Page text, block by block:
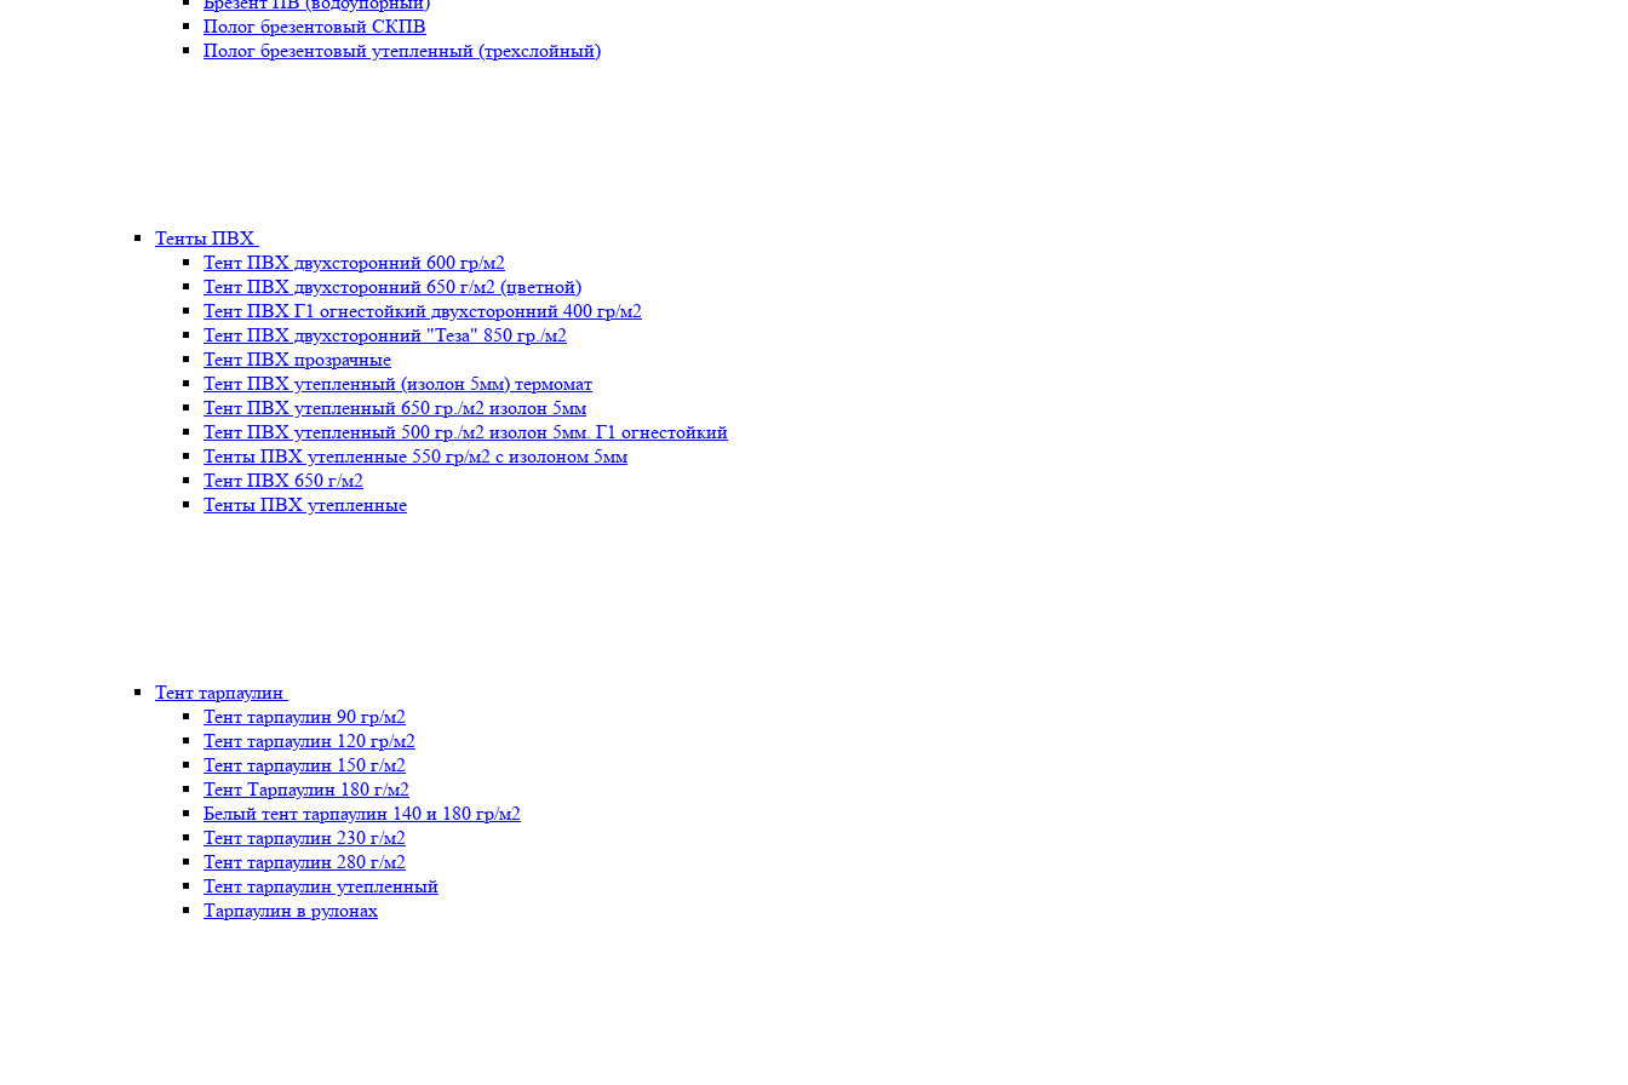
Полог брезентовый СКПВ
Полог брезентовый утепленный (трехслойный)
Тенты ПВХ
Тент ПВХ двухсторонний 600 гр/м2
Тент ПВХ двухсторонний 650 г/м2 (цветной)
Тент ПВХ Г1 огнестойкий двухсторонний 400 гр/м2
Тент ПВХ двухсторонний "Теза" 850 гр./м2
Тент ПВХ прозрачные
Тент ПВХ утепленный (изолон 5мм) термомат
Тент ПВХ утепленный 650 гр./м2 изолон 5мм
Тент ПВХ утепленный 500 гр./м2 изолон 5мм. Г1 огнестойкий
Тенты ПВХ утепленные 550 гр/м2 с изолоном 5мм
Тент ПВХ 650 г/м2
Тенты ПВХ утепленные
Тент тарпаулин
Тент тарпаулин 90 гр/м2
Тент тарпаулин 120 гр/м2
Тент тарпаулин 150 г/м2
Тент Тарпаулин 180 г/м2
Белый тент тарпаулин 140 и 180 гр/м2
Тент тарпаулин 230 г/м2
Тент тарпаулин 280 г/м2
Тент тарпаулин утепленный
Тарпаулин в рулонах